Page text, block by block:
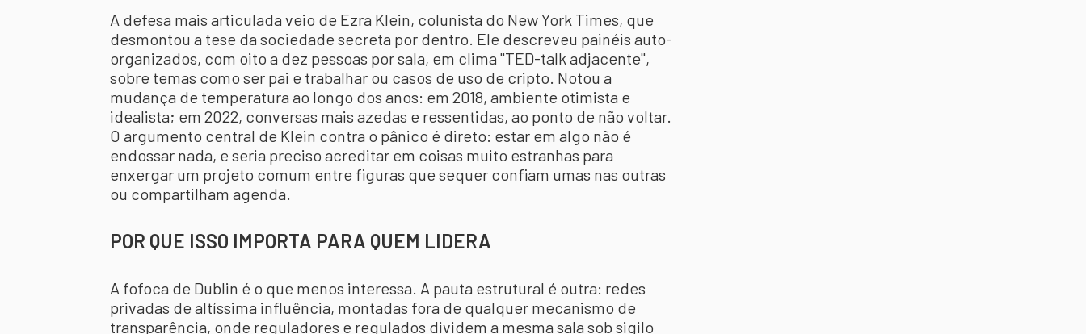
A defesa mais articulada veio de Ezra Klein, colunista do New York Times, que
desmontou a tese da sociedade secreta por dentro. Ele descreveu painéis auto-
organizados, com oito a dez pessoas por sala, em clima "TED-talk adjacente",
sobre temas como ser pai e trabalhar ou casos de uso de cripto. Notou a
mudança de temperatura ao longo dos anos: em 2018, ambiente otimista e
idealista; em 2022, conversas mais azedas e ressentidas, ao ponto de não voltar.
O argumento central de Klein contra o pânico é direto: estar em algo não é
endossar nada, e seria preciso acreditar em coisas muito estranhas para
enxergar um projeto comum entre figuras que sequer confiam umas nas outras
ou compartilham agenda.
POR QUE ISSO IMPORTA PARA QUEM LIDERA
A fofoca de Dublin é o que menos interessa. A pauta estrutural é outra: redes
privadas de altíssima influência, montadas fora de qualquer mecanismo de
transparência, onde reguladores e regulados dividem a mesma sala sob sigilo